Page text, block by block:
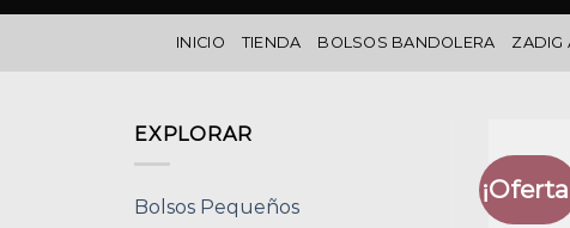
INICIO TIENDA BOLSOS BANDOLERA ZADIG
EXPLORAR
Bolsos Pequeños